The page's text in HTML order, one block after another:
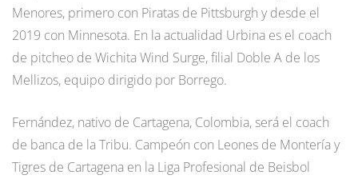
Menores, primero con Piratas de Pittsburgh y desde el
2019 con Minnesota. En la actualidad Urbina es el coach
de pitcheo de Wichita Wind Surge, filial Doble A de los
Mellizos, equipo dirigido por Borrego.
Fernández, nativo de Cartagena, Colombia, será el coach
de banca de la Tribu. Campeón con Leones de Montería y
Tigres de Cartagena en la Liga Profesional de Beisbol